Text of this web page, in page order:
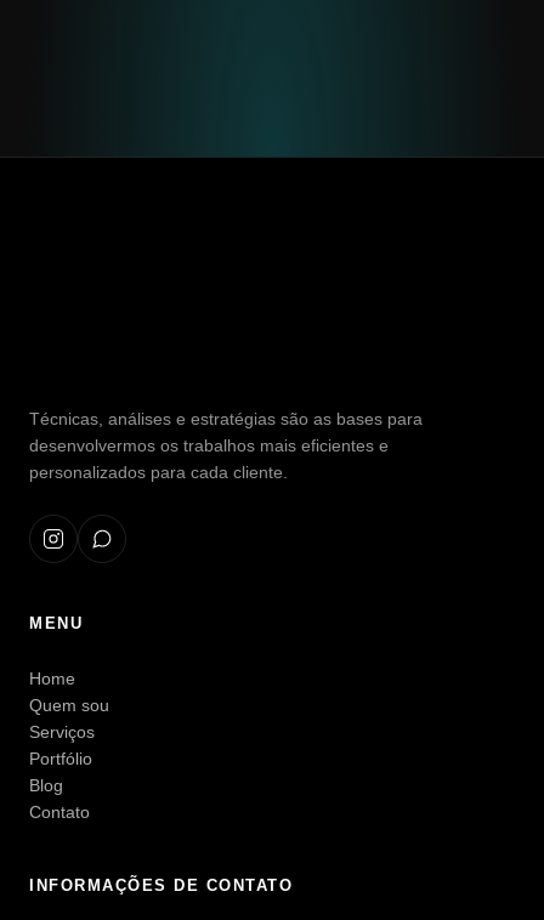
Técnicas, análises e estratégias são as bases para
desenvolvermos os trabalhos mais eficientes e
personalizados para cada cliente.
MENU
Home
Quem sou
Serviços
Portfólio
Blog
Contato
INFORMAÇÕES DE CONTATO